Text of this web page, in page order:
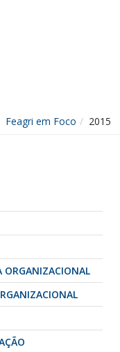
Feagri em Foco 2015
ORGANIZACIONAL